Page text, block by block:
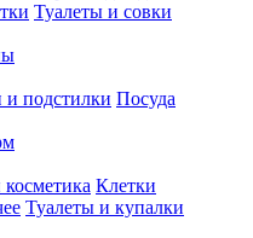
Туалеты и совки
подстилки Посуда
Клетки
Туалеты и купалки